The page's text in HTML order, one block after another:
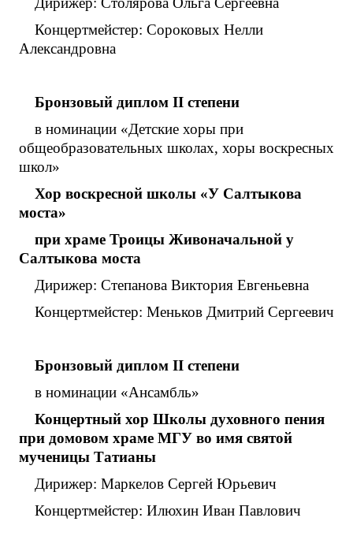
Концертмейстер: Сороковых Нелли
Александровна
Бронзовый диплом II степени
в номинации «Детские хоры при
общеобразовательных школах, хоры воскресных
школ»
Хор воскресной школы «У Салтыкова
моста»
при храме Троицы Живоначальной у
Салтыкова моста
Дирижер: Степанова Виктория Евгеньевна
Концертмейстер: Меньков Дмитрий Сергеевич
Бронзовый диплом II степени
в номинации «Ансамбль»
Концертный хор Школы духовного пения
при домовом храме МГУ во имя святой
мученицы Татианы
Дирижер: Маркелов Сергей Юрьевич
Концертмейстер: Илюхин Иван Павлович